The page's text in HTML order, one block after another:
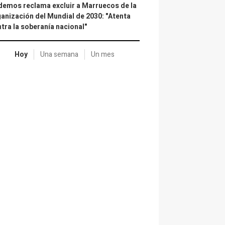
reclama excluir a Marruecos de la
del Mundial de 2030: "Atenta
la soberanía nacional"
Hoy Una semana Un mes